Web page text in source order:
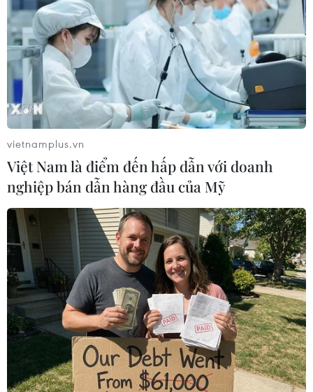
#Phi hạt nhân hóa
#Thượng đỉnh Mỹ-Triều
#Kim Jong-un
#Donald Trump
#Biện pháp trừng phạt
Triều Tiên
Theo dõi VietnamPlus
vietnamplus.vn
Việt Nam là điểm đến hấp dẫn với doanh
nghiệp bán dẫn hàng đầu của Mỹ